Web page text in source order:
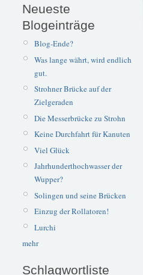
Neueste
Blogeinträge
Blog-Ende?
Was lange währt, wird endlich
gut.
Strohner Brücke auf der
Zielgeraden
Die Messerbrücke zu Strohn
Keine Durchfahrt für Kanuten
Viel Glück
Jahrhunderthochwasser der
Wupper?
Solingen und seine Brücken
Einzug der Rollatoren!
Lurchi
mehr
Schlagwortliste